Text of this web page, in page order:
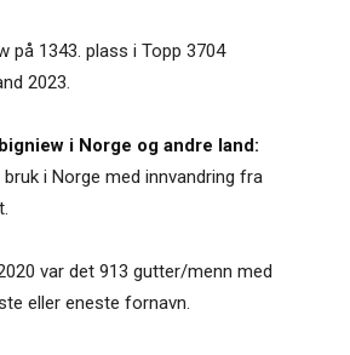
på 1343. plass i Topp 3704
2023.
i Norge og andre land:
i Norge med innvandring fra
var det 913 gutter/menn med
eller eneste fornavn.